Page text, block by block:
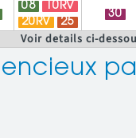
08
10RV
20RV
25
30
Voir details ci-